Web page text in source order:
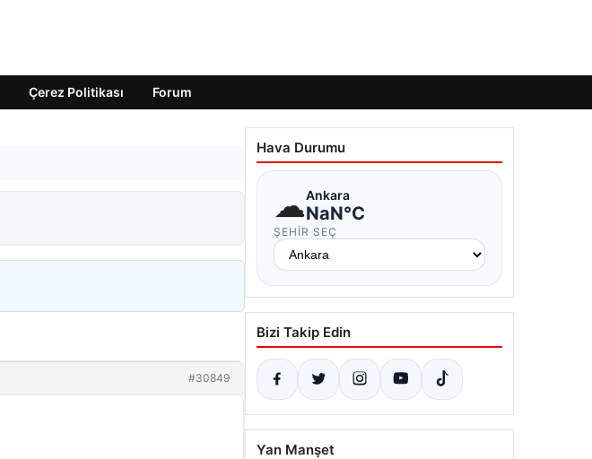
Çerez Politikası Forum
#30849
Hava Durumu
☁Ankara
NaN°C
ŞEHIR SEÇ
Bizi Takip Edin
Yan Manşet